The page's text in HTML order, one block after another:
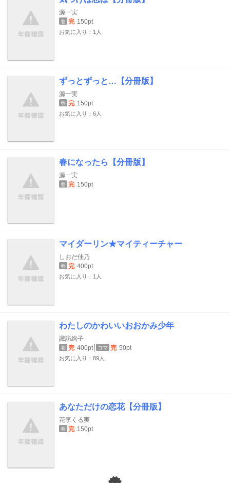
源一実
巻 完 150pt
お気に入り：1人
ずっとずっと…【分冊版】
源一実
巻 完 150pt
お気に入り：6人
春になったら【分冊版】
源一実
巻 完 150pt
マイダーリン★マイティーチャー
しおだ佳乃
巻 完 400pt
お気に入り：1人
わたしのかわいいおおかみ少年
諏訪絢子
巻 完 400pt コマ 完 50pt
お気に入り：89人
あなただけの恋花【分冊版】
花李くる実
巻 完 150pt